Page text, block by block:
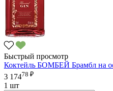
Быстрый просмотр
Коктейль БОМБЕЙ Брамбл на
3 17478 ₽
1 шт